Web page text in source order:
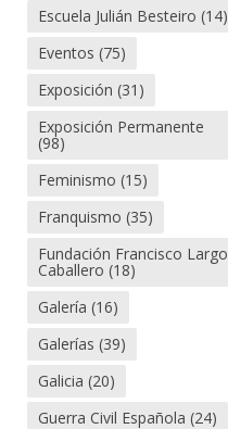
Escuela Julián Besteiro (14)
Eventos (75)
Exposición (31)
Exposición Permanente
(98)
Feminismo (15)
Franquismo (35)
Fundación Francisco Largo
Caballero (18)
Galería (16)
Galerías (39)
Galicia (20)
Guerra Civil Española (24)